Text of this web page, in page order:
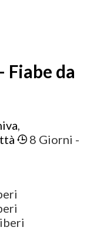
Fiabe da
,
8 Giorni -